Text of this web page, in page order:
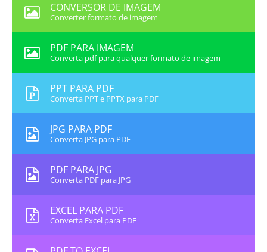
CONVERSOR DE IMAGEM
Converter formato de imagem
PDF PARA IMAGEM
Converta pdf para qualquer formato de imagem
PPT PARA PDF
Converta PPT e PPTX para PDF
JPG PARA PDF
Converta JPG para PDF
PDF PARA JPG
Converta PDF para JPG
EXCEL PARA PDF
Converta Excel para PDF